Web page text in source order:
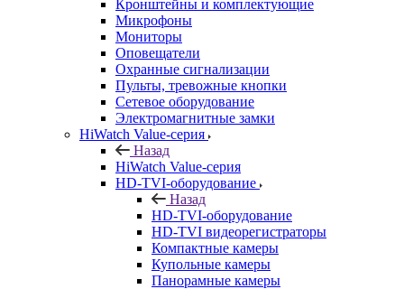
Кронштейны и комплектующие
Микрофоны
Мониторы
Оповещатели
Охранные сигнализации
Пульты, тревожные кнопки
Сетевое оборудование
Электромагнитные замки
HiWatch Value-серия
Назад
HiWatch Value-серия
HD-TVI-оборудование
Назад
HD-TVI-оборудование
HD-TVI видеорегистраторы
Компактные камеры
Купольные камеры
Панорамные камеры